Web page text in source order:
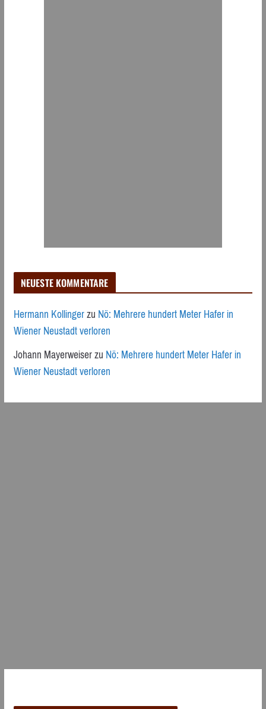
NEUESTE KOMMENTARE
Hermann KollingerzuNö: Mehrere hundert Meter Hafer in
Wiener Neustadt verloren
Johann MayerweiserzuNö: Mehrere hundert Meter Hafer in
Wiener Neustadt verloren